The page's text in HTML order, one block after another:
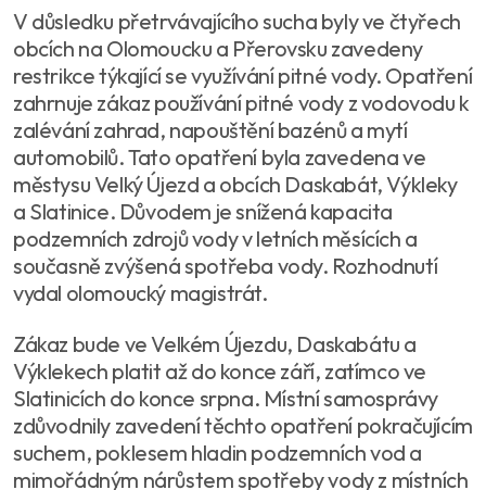
V důsledku přetrvávajícího sucha byly ve čtyřech
obcích na Olomoucku a Přerovsku zavedeny
restrikce týkající se využívání pitné vody. Opatření
zahrnuje zákaz používání pitné vody z vodovodu k
zalévání zahrad, napouštění bazénů a mytí
automobilů. Tato opatření byla zavedena ve
městysu Velký Újezd a obcích Daskabát, Výkleky
a Slatinice. Důvodem je snížená kapacita
podzemních zdrojů vody v letních měsících a
současně zvýšená spotřeba vody. Rozhodnutí
vydal olomoucký magistrát.
Zákaz bude ve Velkém Újezdu, Daskabátu a
Výklekech platit až do konce září, zatímco ve
Slatinicích do konce srpna. Místní samosprávy
zdůvodnily zavedení těchto opatření pokračujícím
suchem, poklesem hladin podzemních vod a
mimořádným nárůstem spotřeby vody z místních